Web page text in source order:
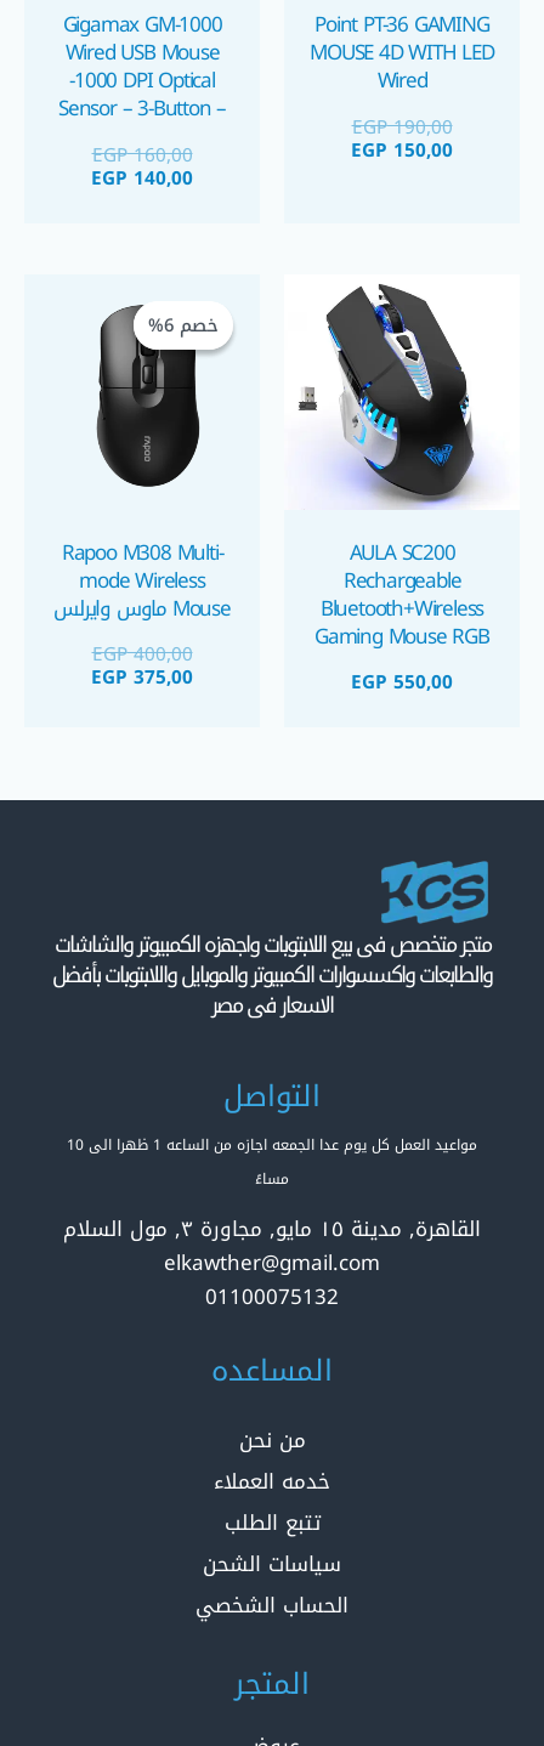
Point PT-36 GAMING
MOUSE 4D WITH LED
Wired
EGP190,00
EGP 150,00
Gigamax GM-1000
Wired USB Mouse
-1000 DPI Optical
Sensor – 3-Button –
EGP160,00
EGP 140,00
AULA SC200
Rechargeable
Bluetooth+Wireless
Gaming Mouse RGB
EGP 550,00
خصم 6%
خصم 6%
Rapoo M308 Multi-
mode Wireless
Mouse ماوس وايرلس
EGP400,00
EGP 375,00
متجر متخصص فى بيع اللابتوبات واجهزه الكمبيوتر والشاشات
والطابعات واكسسوارات الكمبيوتر والموبايل واللابتوبات بأفضل
الاسعار فى مصر
التواصل
مواعيد العمل كل يوم عدا الجمعه اجازه من الساعه 1 ظهرا الى 10
مساءً
القاهرة, مدينة ١٥ مايو, مجاورة ٣, مول السلام
elkawther@gmail.com
01100075132
المساعده
من نحن
خدمه العملاء
تتبع الطلب
سياسات الشحن
الحساب الشخصي
المتجر